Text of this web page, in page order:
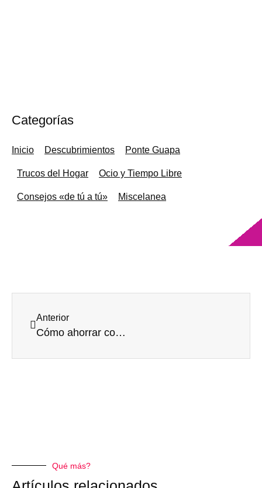
Categorías
Inicio Descubrimientos Ponte Guapa
Trucos del Hogar Ocio y Tiempo Libre
Consejos «de tú a tú» Miscelanea
Anterior
Cómo ahorrar con cuatro ideas básicas
Qué más?